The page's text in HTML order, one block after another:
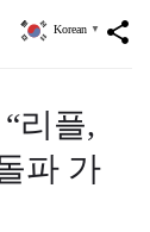
share
Korean ▼
리플,
파 가